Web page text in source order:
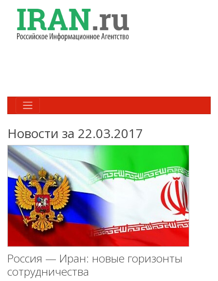
Новости за 22.03.2017
Россия — Иран: новые горизонты
сотрудничества